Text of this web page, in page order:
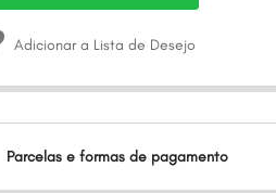
Adicionar a Lista de Desejo
Parcelas e formas de pagamento